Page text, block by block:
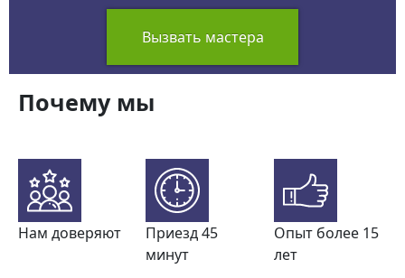
Вызвать мастера
Почему мы
Нам доверяют
Приезд 45
минут
Опыт более 15
лет